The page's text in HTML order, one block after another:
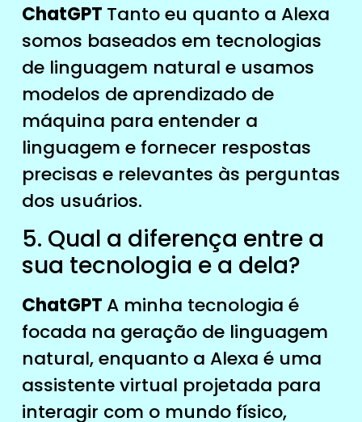
ChatGPT Tanto eu quanto a Alexa
somos baseados em tecnologias
de linguagem natural e usamos
modelos de aprendizado de
máquina para entender a
linguagem e fornecer respostas
precisas e relevantes às perguntas
dos usuários.
5. Qual a diferença entre a
sua tecnologia e a dela?
ChatGPT A minha tecnologia é
focada na geração de linguagem
natural, enquanto a Alexa é uma
assistente virtual projetada para
interagir com o mundo físico,